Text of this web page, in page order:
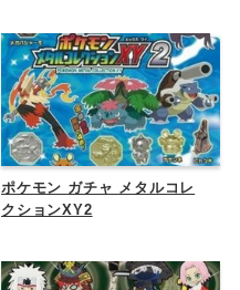
ポケモン ガチャ メタルコレ
クションXY2